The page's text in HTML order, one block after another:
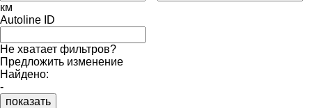
км
Autoline ID
Не хватает фильтров?
Предложить изменение
Найдено:
-
показать